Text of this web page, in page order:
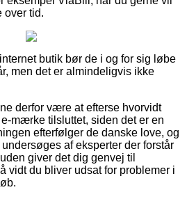
over tid.
butik bør de i og for sig løbe
men det er almindeligvis ikke
derfor være at efterse hvorvidt
mærke tilsluttet, siden det er en
efterfølger de danske love, og
af eksperter der forstår
giver det dig genvej til
vidt du bliver udsat for problemer i